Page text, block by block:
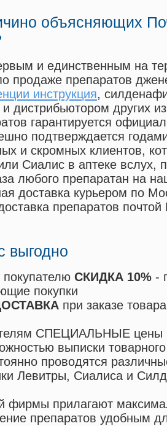
объясняющих
и единственным на
продаже препаратов
инструкция,
и дистрибьютором других
гарантируется
подтверждается
и скромных клиентов,
Сиалис в аптеке вслух,
любого препаратан на
доставка курьером по
препаратов
выгодно
СКИДКА 10% -
покупки
при заказе
СПЕЦИАЛЬНЫЕ цены
выписки
проводятся
Левитры, Сиалиса и
фирмы прилагают
препаратов удобным